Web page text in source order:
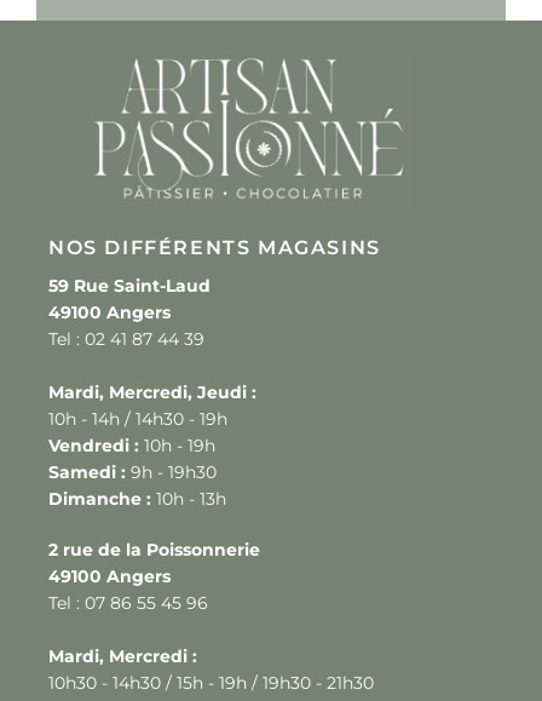
NOS DIFFÉRENTS MAGASINS
59 Rue Saint-Laud
49100 Angers
Tel : 02 41 87 44 39
Mardi, Mercredi, Jeudi :
10h - 14h / 14h30 - 19h
Vendredi : 10h - 19h
Samedi : 9h - 19h30
Dimanche : 10h - 13h
2 rue de la Poissonnerie
49100 Angers
Tel : 07 86 55 45 96
Mardi, Mercredi :
10h30 - 14h30 / 15h - 19h / 19h30 - 21h30